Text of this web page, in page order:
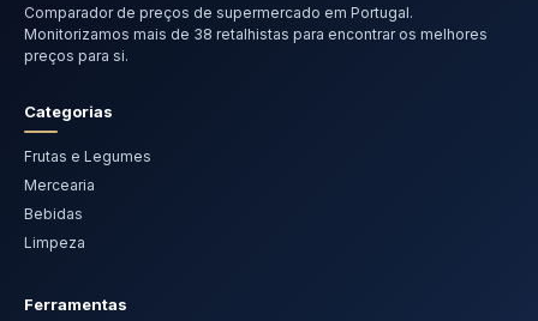
Comparador de preços de supermercado em Portugal.
Monitorizamos mais de 38 retalhistas para encontrar os melhores
preços para si.
Categorias
Frutas e Legumes
Mercearia
Bebidas
Limpeza
Ferramentas